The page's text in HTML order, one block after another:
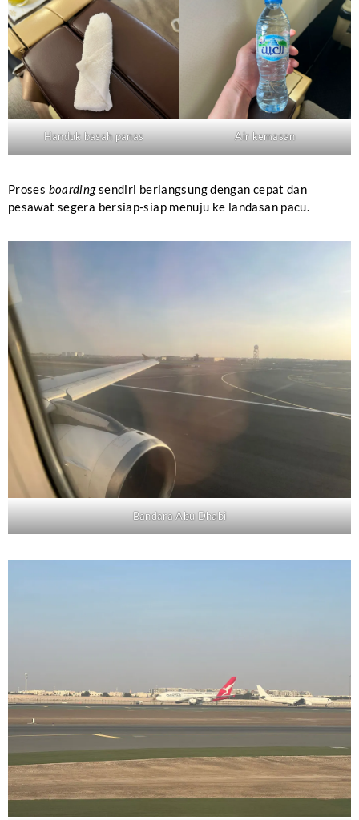
Handuk basah panas Air kemasan
Proses boardingsendiri berlangsung dengan cepat dan
pesawat segera bersiap-siap menuju ke landasan pacu.
Bandara Abu Dhabi